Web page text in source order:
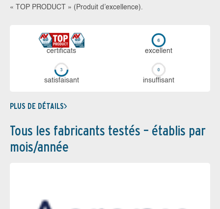
« TOP PRODUCT » (Produit d’excellence).
certi­ficats ex­cellent
sa­tis­fai­sant in­suf­fi­sant
PLUS DE DÉTAILS
Tous les fabricants testés – établis par
mois/année